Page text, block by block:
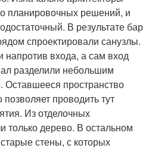
планировочных решений, и
В результате бар
спроектировали санузлы.
напротив входа, а сам вход
разделили небольшим
Оставшееся пространство
проводить тут
Из отделочных
только дерево. В остальном
стены, с которых